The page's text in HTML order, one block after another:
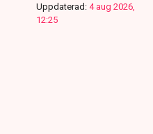
Uppdaterad: 4 aug 2026,
12:25